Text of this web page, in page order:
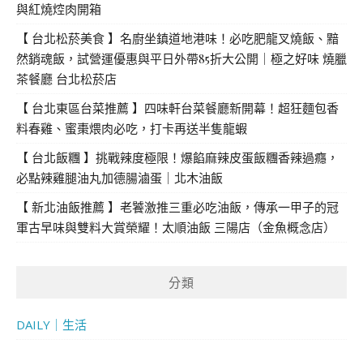
與紅燒焢肉開箱
【 台北松菸美食 】名廚坐鎮道地港味！必吃肥龍叉燒飯、黯
然銷魂飯，試營運優惠與平日外帶85折大公開｜極之好味 燒臘
茶餐廳 台北松菸店
【 台北東區台菜推薦 】四味軒台菜餐廳新開幕！超狂麵包香
料春雞、蜜棗煨肉必吃，打卡再送半隻龍蝦
【 台北飯糰 】挑戰辣度極限！爆餡麻辣皮蛋飯糰香辣過癮，
必點辣雞腿油丸加德腸滷蛋｜北木油飯
【 新北油飯推薦 】老饕激推三重必吃油飯，傳承一甲子的冠
軍古早味與雙料大賞榮耀！太順油飯 三陽店（金魚概念店）
分類
DAILY｜生活